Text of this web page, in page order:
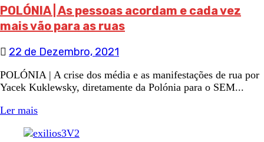
POLÓNIA | As pessoas acordam e cada vez
mais vão para as ruas
22 de Dezembro, 2021
POLÓNIA | A crise dos média e as manifestações de rua por
Yacek Kuklewsky, diretamente da Polónia para o SEM...
Ler mais